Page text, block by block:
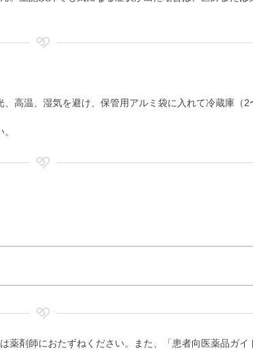
高温、湿気を避け、保管用アルミ袋に入れて冷蔵庫（
薬剤師におたずねください。また、「患者向医薬品ガイ